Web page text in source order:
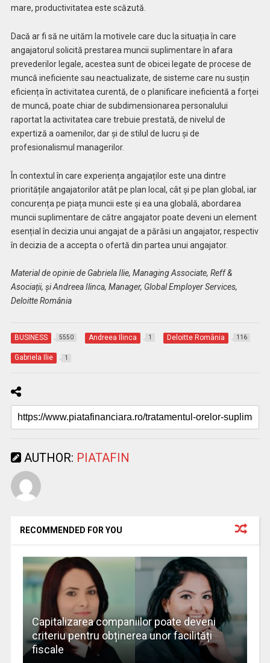
mare, productivitatea este scăzută.
Dacă ar fi să ne uităm la motivele care duc la situația în care
angajatorul solicită prestarea muncii suplimentare în afara
prevederilor legale, acestea sunt de obicei legate de procese de
muncă ineficiente sau neactualizate, de sisteme care nu susțin
eficiența în activitatea curentă, de o planificare ineficientă a forței
de muncă, poate chiar de subdimensionarea personalului
raportat la activitatea care trebuie prestată, de nivelul de
expertiză a oamenilor, dar și de stilul de lucru și de
profesionalismul managerilor.
În contextul în care experiența angajaților este una dintre
prioritățile angajatorilor atât pe plan local, cât și pe plan global, iar
concurența pe piața muncii este și ea una globală, abordarea
muncii suplimentare de către angajator poate deveni un element
esențial în decizia unui angajat de a părăsi un angajator, respectiv
în decizia de a accepta o ofertă din partea unui angajator.
Material de opinie de Gabriela Ilie, Managing Associate, Reff &
Asociații, și Andreea Ilinca, Manager, Global Employer Services,
Deloitte România
BUSINESS 5550 Andreea Ilinca 1 Deloitte România 116
Gabriela Ilie 1
AUTHOR: PIATAFIN
RECOMMENDED FOR YOU
Capitalizarea companiilor poate deveni
criteriu pentru obținerea unor facilități
fiscale